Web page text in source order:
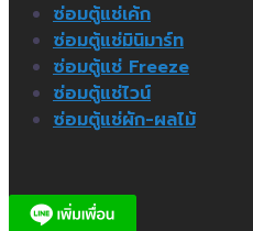
ซ่อมตู้แช่เค้ก
ซ่อมตู้แช่มินิมาร์ท
ซ่อมตู้แช่ Freeze
ซ่อมตู้แช่ไวน์
ซ่อมตู้แช่ผัก-ผลไม้